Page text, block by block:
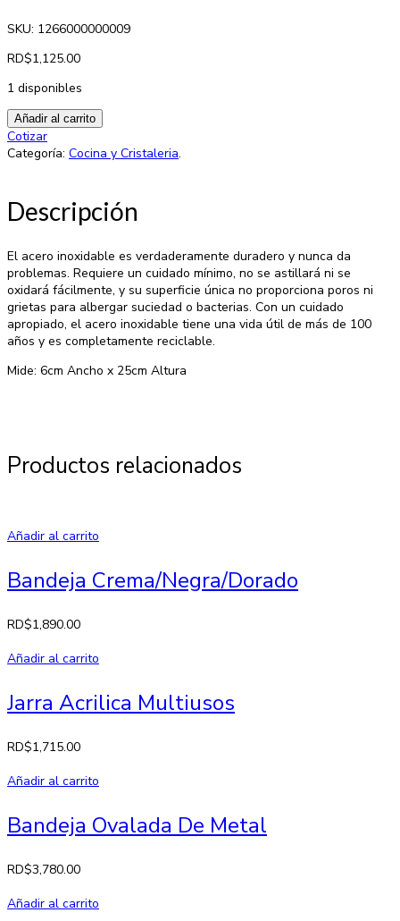
SKU: 1266000000009
RD$1,125.00
1 disponibles
Añadir al carrito
Cotizar
Categoría: Cocina y Cristaleria.
Descripción
El acero inoxidable es verdaderamente duradero y nunca da
problemas. Requiere un cuidado mínimo, no se astillará ni se
oxidará fácilmente, y su superficie única no proporciona poros ni
grietas para albergar suciedad o bacterias. Con un cuidado
apropiado, el acero inoxidable tiene una vida útil de más de 100
años y es completamente reciclable.
Mide: 6cm Ancho x 25cm Altura
Productos relacionados
Añadir al carrito
Bandeja Crema/Negra/Dorado
RD$1,890.00
Añadir al carrito
Jarra Acrilica Multiusos
RD$1,715.00
Añadir al carrito
Bandeja Ovalada De Metal
RD$3,780.00
Añadir al carrito